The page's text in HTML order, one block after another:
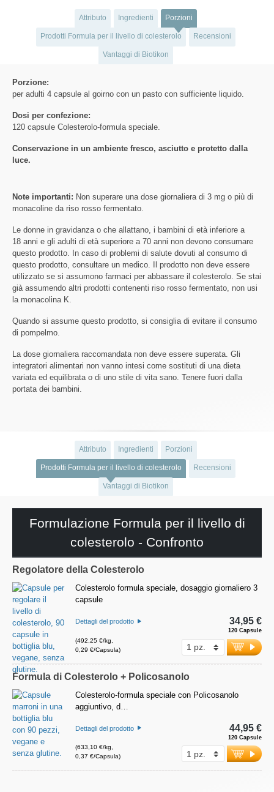
Attributo Ingredienti Porzioni
Prodotti Formula per il livello di colesterolo Recensioni
Vantaggi di Biotikon
Porzione:
per adulti 4 capsule al goirno con un pasto con sufficiente liquido.
Dosi per confezione:
120 capsule Colesterolo-formula speciale.
Conservazione in un ambiente fresco, asciutto e protetto dalla
luce.
Note importanti: Non superare una dose giornaliera di 3 mg o più di
monacoline da riso rosso fermentato.
Le donne in gravidanza o che allattano, i bambini di età inferiore a
18 anni e gli adulti di età superiore a 70 anni non devono consumare
questo prodotto. In caso di problemi di salute dovuti al consumo di
questo prodotto, consultare un medico. Il prodotto non deve essere
utilizzato se si assumono farmaci per abbassare il colesterolo. Se stai
già assumendo altri prodotti contenenti riso rosso fermentato, non usi
la monacolina K.
Quando si assume questo prodotto, si consiglia di evitare il consumo
di pompelmo.
La dose giornaliera raccomandata non deve essere superata. Gli
integratori alimentari non vanno intesi come sostituti di una dieta
variata ed equilibrata o di uno stile di vita sano. Tenere fuori dalla
portata dei bambini.
Attributo Ingredienti Porzioni
Prodotti Formula per il livello di colesterolo Recensioni
Vantaggi di Biotikon
Formulazione Formula per il livello di
colesterolo - Confronto
Regolatore della Colesterolo
Colesterolo formula speciale, dosaggio giornaliero 3
capsule
Dettagli del prodotto
(492,25 €/kg,
0,29 €/Capsula)
120 Capsule
34,95 €
Formula di Colesterolo + Policosanolo
Colesterolo-formula speciale con Policosanolo
aggiuntivo, d…
Dettagli del prodotto
(633,10 €/kg,
0,37 €/Capsula)
120 Capsule
44,95 €